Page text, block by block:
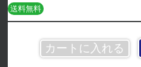
送料無料